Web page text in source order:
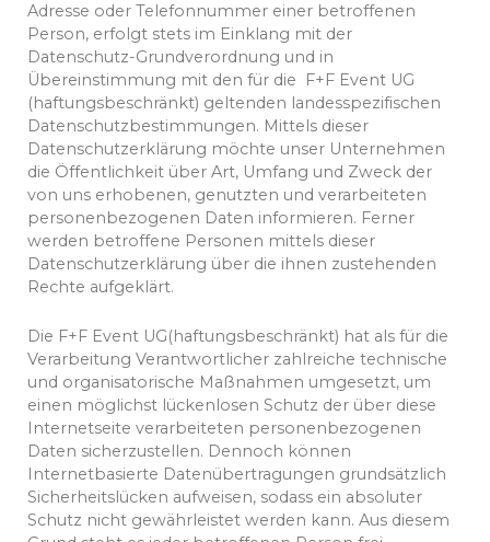
Adresse oder Telefonnummer einer betroffenen
Person, erfolgt stets im Einklang mit der
Datenschutz-Grundverordnung und in
Übereinstimmung mit den für die F+F Event UG
(haftungsbeschränkt) geltenden landesspezifischen
Datenschutzbestimmungen. Mittels dieser
Datenschutzerklärung möchte unser Unternehmen
die Öffentlichkeit über Art, Umfang und Zweck der
von uns erhobenen, genutzten und verarbeiteten
personenbezogenen Daten informieren. Ferner
werden betroffene Personen mittels dieser
Datenschutzerklärung über die ihnen zustehenden
Rechte aufgeklärt.
Die F+F Event UG(haftungsbeschränkt) hat als für die
Verarbeitung Verantwortlicher zahlreiche technische
und organisatorische Maßnahmen umgesetzt, um
einen möglichst lückenlosen Schutz der über diese
Internetseite verarbeiteten personenbezogenen
Daten sicherzustellen. Dennoch können
Internetbasierte Datenübertragungen grundsätzlich
Sicherheitslücken aufweisen, sodass ein absoluter
Schutz nicht gewährleistet werden kann. Aus diesem